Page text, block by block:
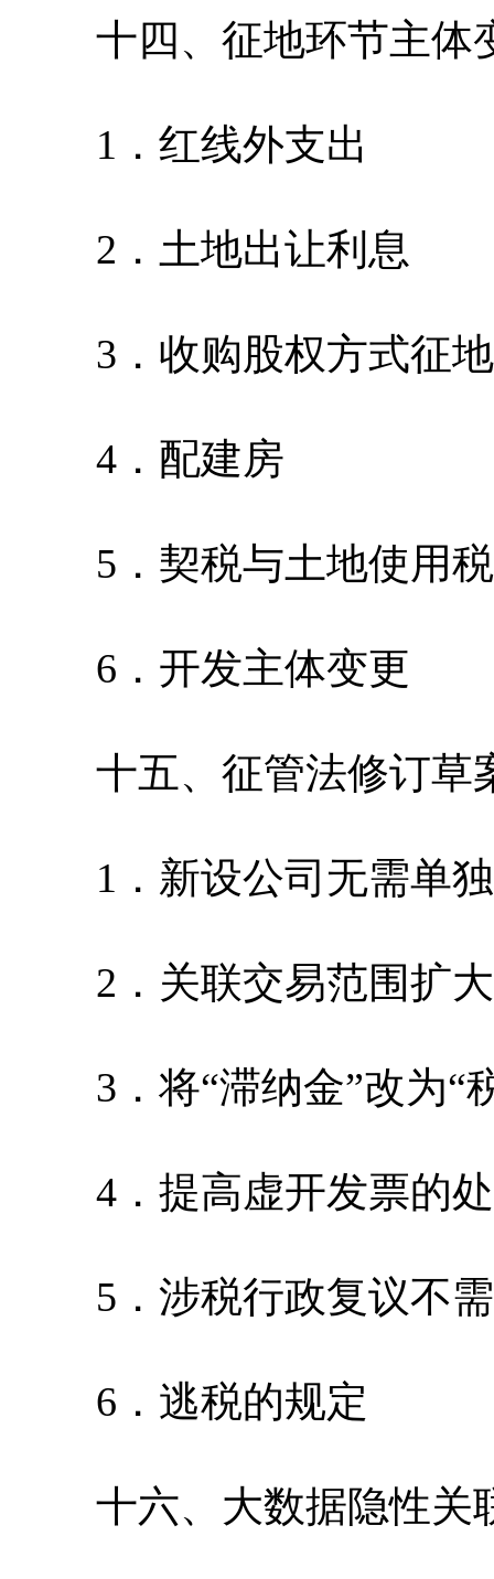
十四、征地环节主体
1．红线外支出
2．土地出让利息
3．收购股权方式征地
4．配建房
5．契税与土地使用税
6．开发主体变更
十五、征管法修订草
1．新设公司无需单独
2．关联交易范围扩大
3．将“滞纳金”改为“
4．提高虚开发票的处
5．涉税行政复议不需
6．逃税的规定
十六、大数据隐性关